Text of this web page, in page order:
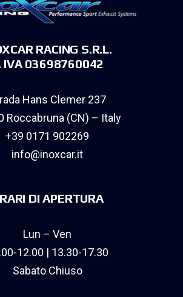
RACING S.R.L.
IVA 03698760042
Hans Clemer 237
Roccabruna (CN) – Italy
+39 0171 902269
info@inoxcar.it
DI APERTURA
Lun – Ven
12.00 | 13.30-17.30
Sabato Chiuso